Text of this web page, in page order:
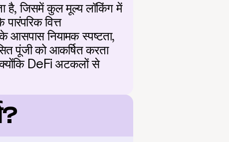
है, जिसमें कुल मूल्य लॉकिंग में
वित्त
आसपास नियामक स्पष्टता,
पूंजी को आकर्षित करता
क्योंकि DeFi अटकलों से